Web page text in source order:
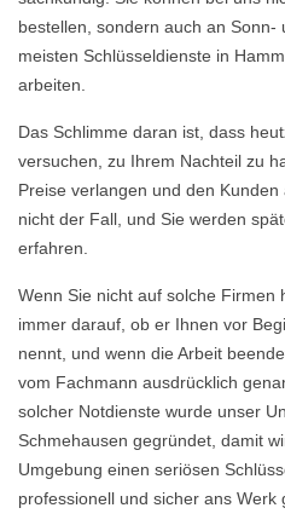
bestellen, sondern auch an Sonn-
meisten Schlüsseldienste in
arbeiten.
Das Schlimme daran ist, dass
versuchen, zu Ihrem Nachteil zu
Preise verlangen und den
nicht der Fall, und Sie werden
erfahren.
Wenn Sie nicht auf solche Firmen
immer darauf, ob er Ihnen vor
nennt, und wenn die Arbeit
vom Fachmann ausdrücklich
solcher Notdienste wurde unser
Schmehausen gegründet, damit
Umgebung einen seriösen
professionell und sicher ans Werk